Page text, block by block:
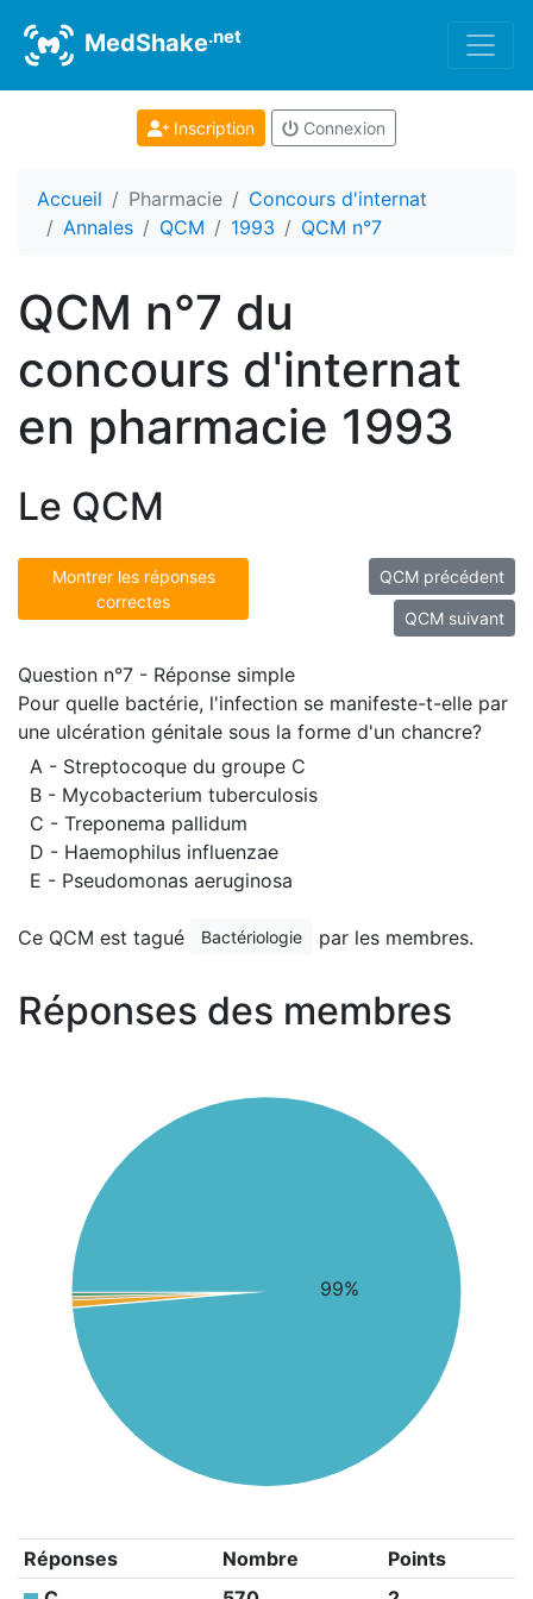
MedShake.net
Inscription Connexion
Accueil Pharmacie
Concours d'internat
Annales
QCM 1993 QCM n°7
QCM n°7 du
concours d'internat
en pharmacie 1993
Le QCM
Montrer les réponses
correctes
QCM précédent
QCM suivant
Question n°7 - Réponse simple
Pour quelle bactérie, l'infection se manifeste-t-elle par
une ulcération génitale sous la forme d'un chancre?
A - Streptocoque du groupe C
B - Mycobacterium tuberculosis
C - Treponema pallidum
D - Haemophilus influenzae
E - Pseudomonas aeruginosa
Ce QCM est tagué Bactériologie par les membres.
Réponses des membres
99%
Réponses Nombre
Points